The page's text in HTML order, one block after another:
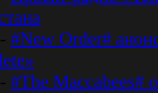
#New Order#
#The Maccabees#